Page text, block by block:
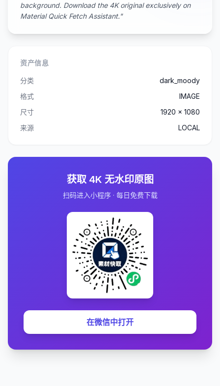
background. Download the 4K original exclusively on
Material Quick Fetch Assistant."
资产信息
分类
dark_moody
格式
IMAGE
尺寸
1920 x 1080
来源
LOCAL
获取 4K 无水印原图
扫码进入小程序 · 每日免费下载
在微信中打开